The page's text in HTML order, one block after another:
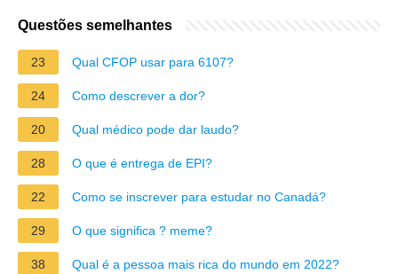
Questões semelhantes
23 Qual CFOP usar para 6107?
24 Como descrever a dor?
20 Qual médico pode dar laudo?
28 O que é entrega de EPI?
22 Como se inscrever para estudar no Canadá?
29 O que significa ? meme?
38 Qual é a pessoa mais rica do mundo em 2022?